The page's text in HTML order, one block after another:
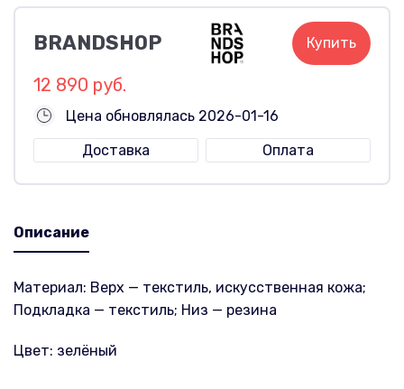
BRANDSHOP Купить
12 890 руб.
Цена обновлялась 2026-01-16
Доставка
Оплата
Описание
Материал: Верх — текстиль, искусственная кожа;
Подкладка — текстиль; Низ — резина
Цвет: зелёный